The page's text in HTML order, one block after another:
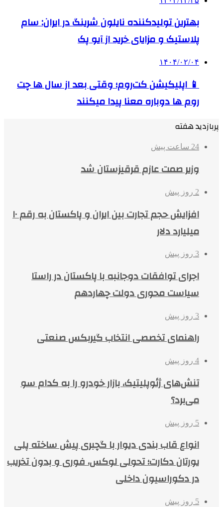
بهترین تولیدکننده نایلون شرینگ در ایران: سام
پلاستیک و مزایای خرید از آیو پک
۱۴۰۴/۰۲/۰۴
📱 اپلیکیشن کت‌روم؛ وقتی بعد از سال ها چت
روم ها دوباره معنا پیدا میکنند
پربازدید هفته
24 ساعت پیش
وزیر صمت عازم قرقیزستان شد
2 روز پیش
افزایش حجم تجارت بین ایران و پاکستان به رقم ۱۰
میلیارد دلار
3 روز پیش
اجرای توافقات دوجانبه با پاکستان در راستا
سیاست محوری دولت چهاردهم
3 روز پیش
راهنمای تخصصی انتخاب گیربکس صنعتی
4 روز پیش
تنش‌های ژئوپلیتیک، بازار خودرو را به کدام سو
می‌برد؟
5 روز پیش
انواع قاب بندی دیوار با گچبری پیش ساخته پلی
یورتان دکارت؛ تحولی لوکس، فوری و بدون تخریب
در دکوراسیون داخلی
5 روز پیش